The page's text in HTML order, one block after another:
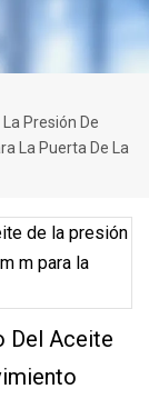
Presión De
La Puerta De La
Del Aceite